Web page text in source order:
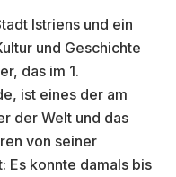
Istriens und ein
und Geschichte
das im 1.
ist eines der am
der Welt und das
von seiner
Es konnte damals bis